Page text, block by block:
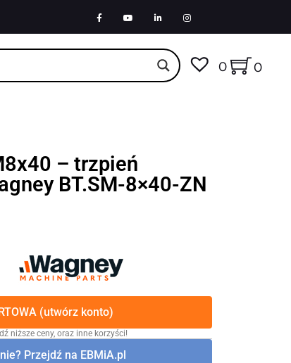
0 0
– trzpień
BT.SM-8×40-ZN
(utwórz konto)
niższe ceny, oraz inne korzyści!
Przejdź na EBMiA.pl